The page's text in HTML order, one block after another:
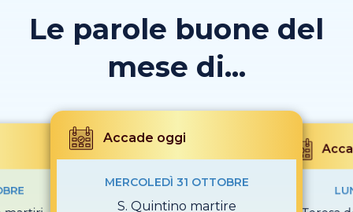
Le parole buone del
mese di...
Accade oggi
MERCOLEDÌ 31 OTTOBRE
S. Quintino martire